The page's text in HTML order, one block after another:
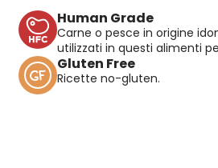
Human Grade
Carne o pesce in origine
utilizzati in questi alimenti
Gluten Free
Ricette no-gluten.